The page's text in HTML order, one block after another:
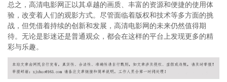
总之，高清电影网正以其卓越的画质、丰富的资源和便捷的使用体
验，改变着人们的观影方式。尽管面临着版权和技术等多方面的挑
战，但凭借着持续的创新和发展，高清电影网的未来仍然值得期
待。无论是影迷还是普通观众，都会在这样的平台上发现更多的精
彩与乐趣。